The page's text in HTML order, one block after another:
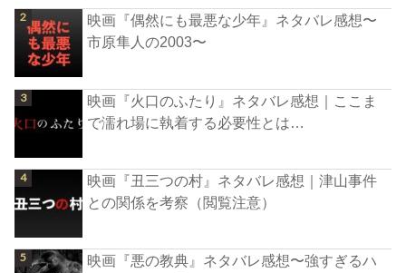
映画『偶然にも最悪な少年』ネタバレ感想〜
市原隼人の2003〜
映画『火口のふたり』ネタバレ感想｜ここま
で濡れ場に執着する必要性とは…
映画『丑三つの村』ネタバレ感想｜津山事件
との関係を考察（閲覧注意）
映画『悪の教典』ネタバレ感想〜強すぎるハ